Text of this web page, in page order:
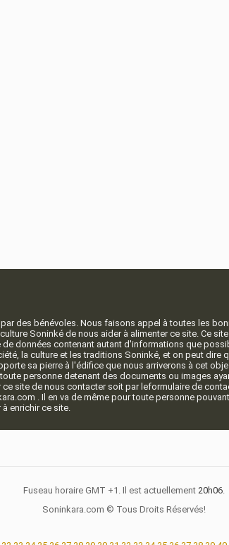
des bénévoles. Nous faisons appel à toutes les
Soninké de nous aider à alimenter ce site. Ce site
de données contenant autant d'informations que
la culture et les traditions Soninké, et on peut dire
sa pierre à l'édifice que nous arriverons à cet
personne detenant des documents ou images
site de nous contacter soit par leformulaire de
. Il en va de même pour toute personne
enrichir ce site.
Fuseau horaire GMT +1. Il est actuellement 20h06.
Soninkara.com © Tous Droits Réservés!